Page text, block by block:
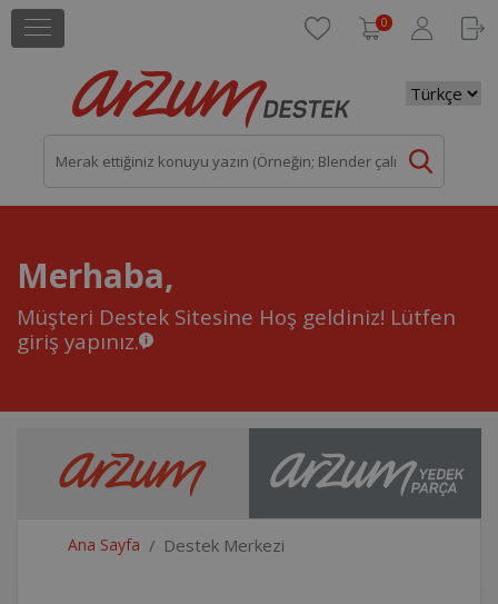
0
Merhaba,
Müşteri Destek Sitesine Hoş geldiniz! Lütfen
giriş yapınız.
Ana Sayfa Destek Merkezi